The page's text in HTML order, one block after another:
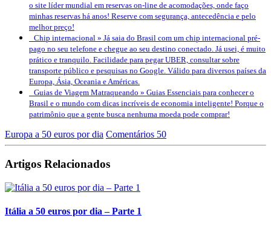
o site líder mundial em reservas on-line de acomodações, onde faço
minhas reservas há anos! Reserve com segurança, antecedência e pelo
melhor preço!
Chip internacional » Já saia do Brasil com um chip internacional pré-
pago no seu telefone e chegue ao seu destino conectado. Já usei, é muito
prático e tranquilo. Facilidade para pegar UBER, consultar sobre
transporte público e pesquisas no Google. Válido para diversos países da
Europa, Ásia, Oceania e Américas.
Guias de Viagem Matraqueando » Guias Essenciais para conhecer o
Brasil e o mundo com dicas incríveis de economia inteligente! Porque o
patrimônio que a gente busca nenhuma moeda pode comprar!
Europa a 50 euros por dia Comentários 50
Artigos Relacionados
Itália a 50 euros por dia – Parte 1